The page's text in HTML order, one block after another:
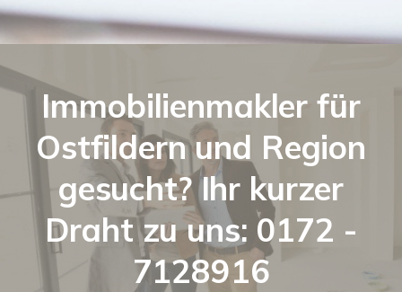
Immobilienmakler für
Ostfildern und Region
gesucht? Ihr kurzer
Draht zu uns: 0172 -
7128916